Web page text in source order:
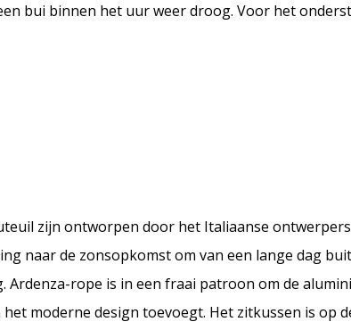
bui binnen het uur weer droog. Voor het
zijn ontworpen door het Italiaanse
naar de zonsopkomst om van een lange dag
Ardenza-rope is in een fraai patroon om de
moderne design toevoegt. Het zitkussen is op